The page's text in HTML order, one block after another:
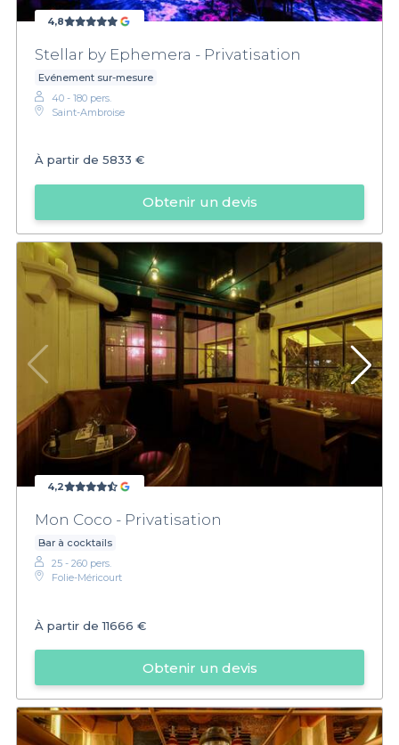
4,8
Stellar by Ephemera - Privatisation
Evénement sur-mesure
40 - 180 pers.
Saint-Ambroise
À partir de 5833 €
Obtenir un devis
4,2
Mon Coco - Privatisation
Bar à cocktails
25 - 260 pers.
Folie-Méricourt
À partir de11666 €
Obtenir un devis